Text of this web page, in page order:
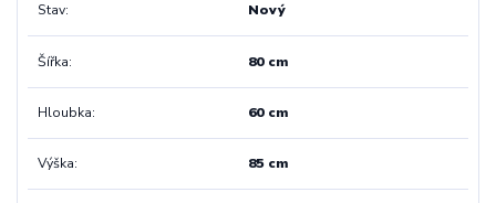
Stav Nový
Šířka 80 cm
Hloubka 60 cm
Výška 85 cm